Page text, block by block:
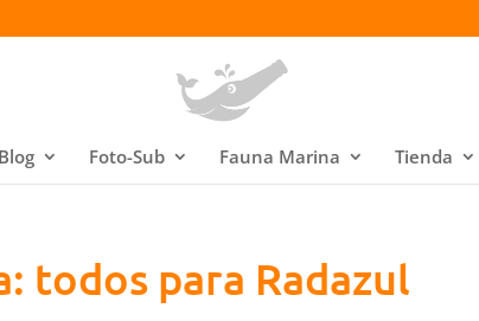
Blog Foto-Sub Fauna Marina Tienda
todos para Radazul